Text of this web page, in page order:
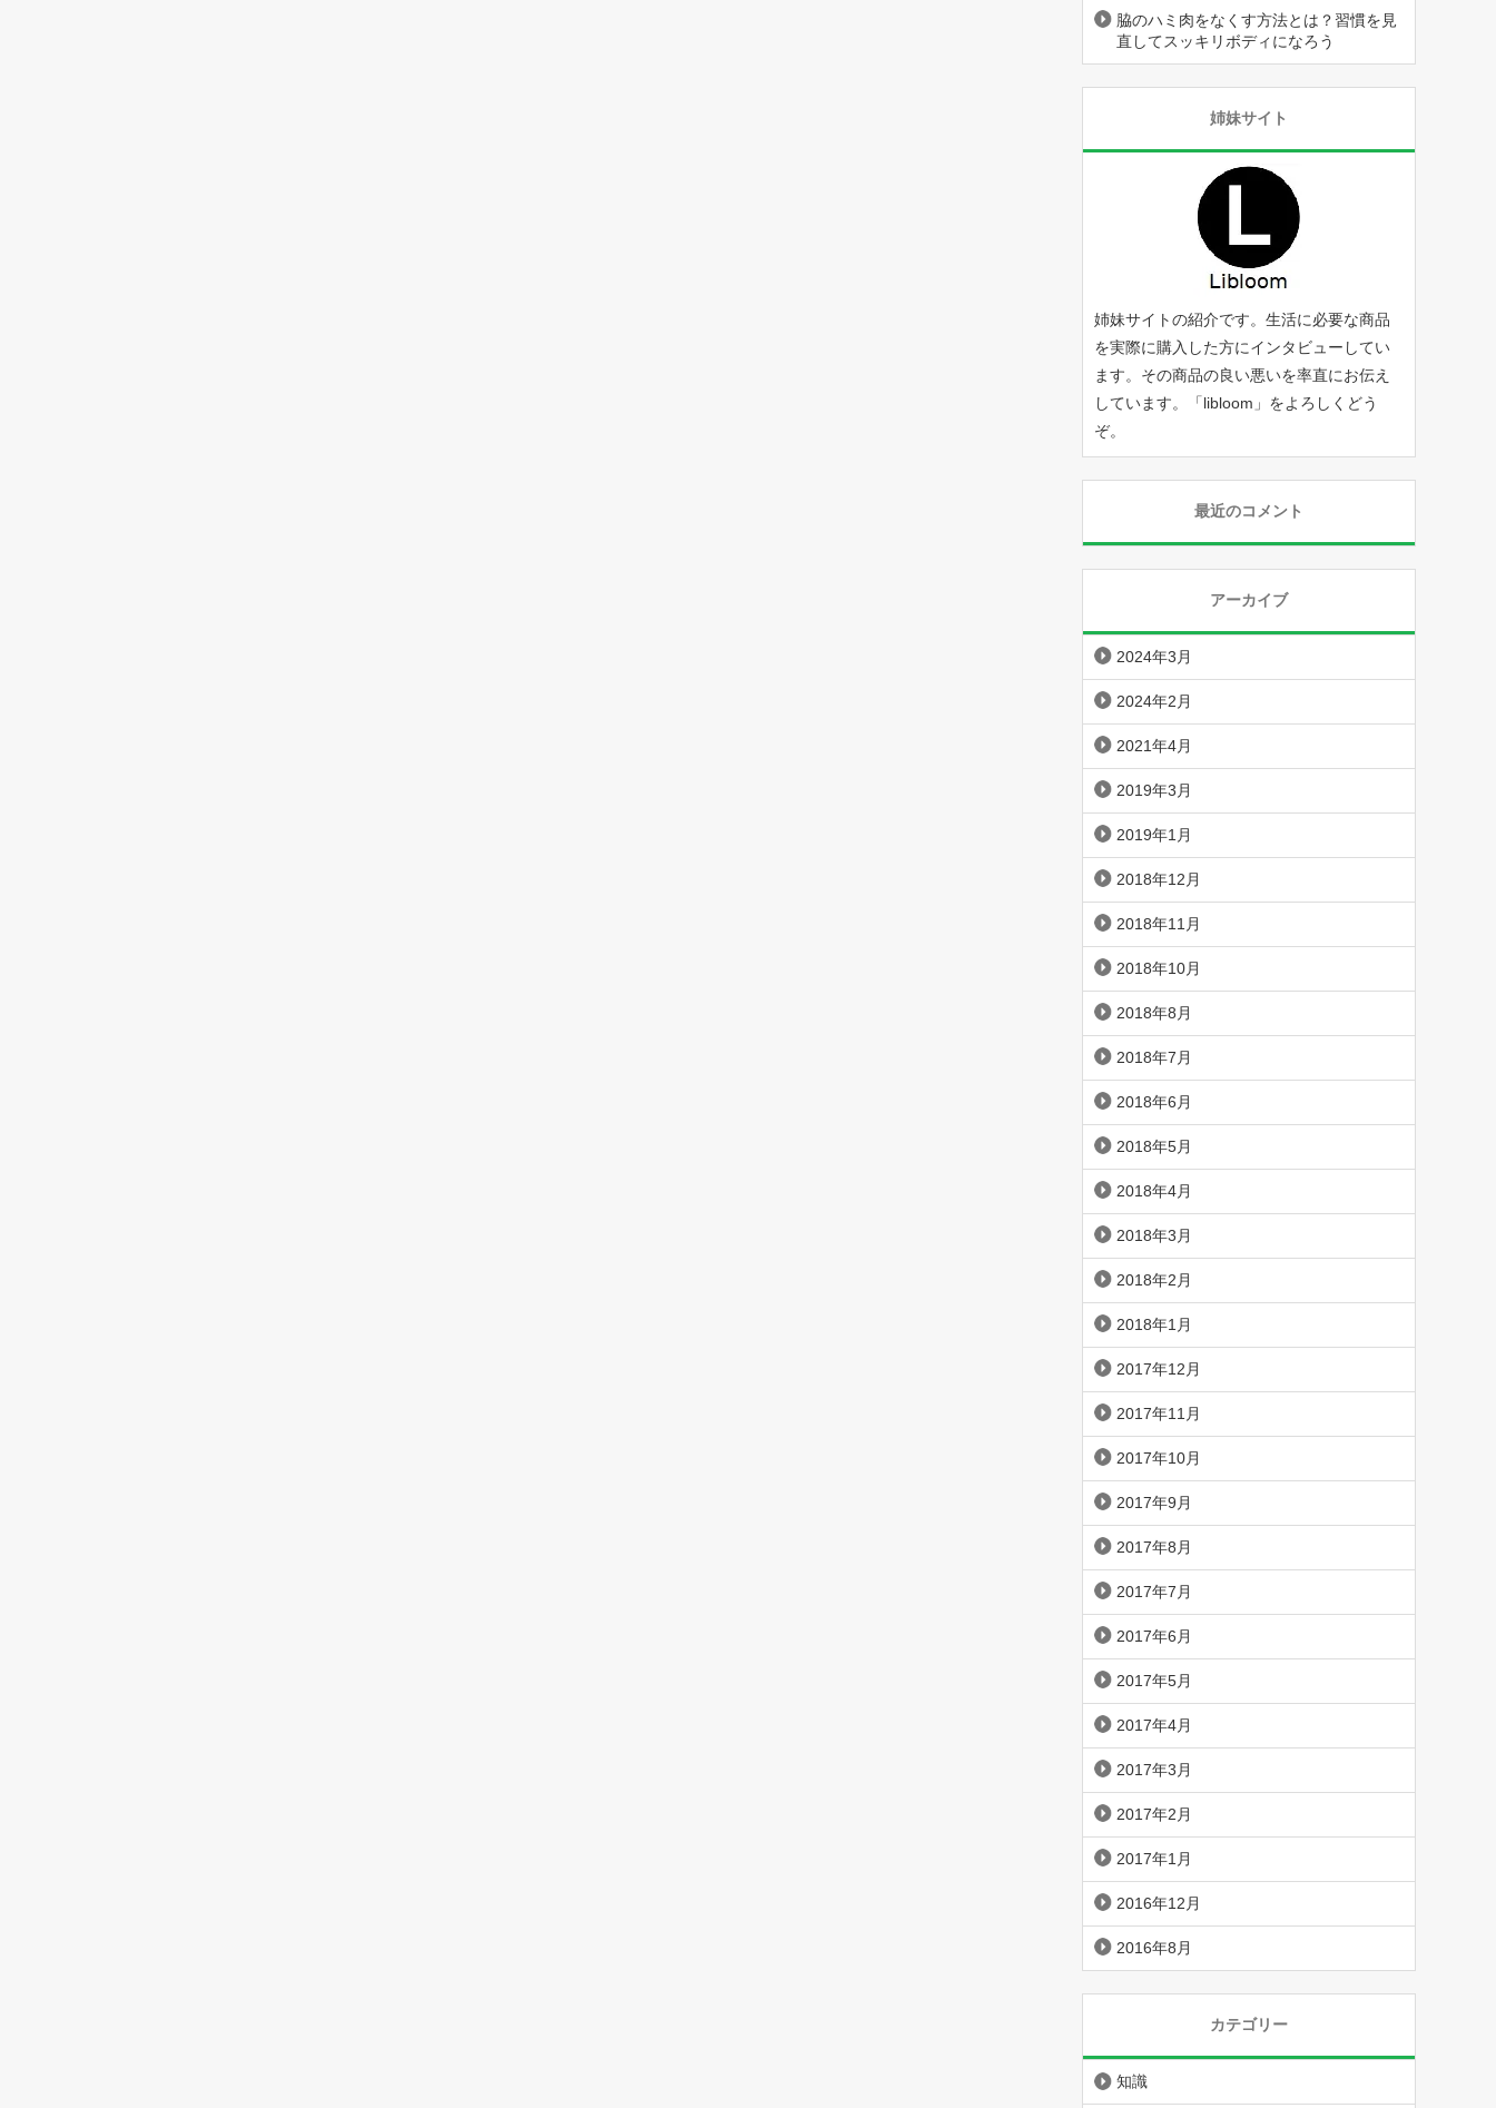
脇のハミ肉をなくす方法とは？習慣を見
直してスッキリボディになろう
姉妹サイト
姉妹サイトの紹介です。生活に必要な商品
を実際に購入した方にインタビューしてい
ます。その商品の良い悪いを率直にお伝え
しています。「libloom 」をよろしくどう
ぞ。
最近のコメント
アーカイブ
2024年3月
2024年2月
2021年4月
2019年3月
2019年1月
2018年12月
2018年11月
2018年10月
2018年8月
2018年7月
2018年6月
2018年5月
2018年4月
2018年3月
2018年2月
2018年1月
2017年12月
2017年11月
2017年10月
2017年9月
2017年8月
2017年7月
2017年6月
2017年5月
2017年4月
2017年3月
2017年2月
2017年1月
2016年12月
2016年8月
カテゴリー
知識